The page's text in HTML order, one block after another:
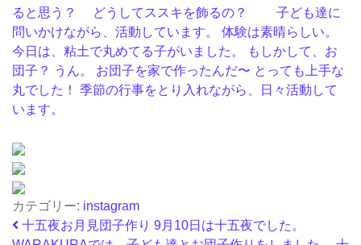
カテゴリー: instagram
投稿ナビゲーション
十五夜お月見団子作り 9月10日は十五夜でした。